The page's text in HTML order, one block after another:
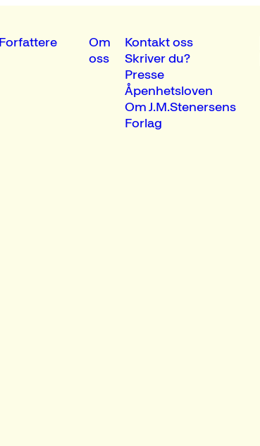
Forfattere
Om
oss
Kontakt oss
Skriver du?
Presse
Åpenhetsloven
Om J.M.Stenersens
Forlag